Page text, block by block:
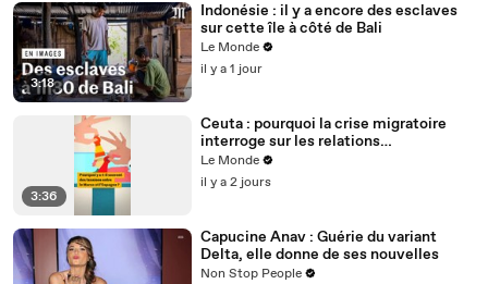
3:18
Indonésie : il y a encore des esclaves
sur cette île à côté de Bali
Le Monde
il y a 1 jour
3:36
Ceuta : pourquoi la crise migratoire
interroge sur les relations
diplomatiques entre le Maroc et
l’Espagne ?
Le Monde
il y a 2 jours
Capucine Anav : Guérie du variant
Delta, elle donne de ses nouvelles
Non Stop People